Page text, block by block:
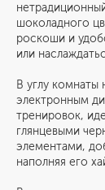
шоколадного
роскоши и
или
В углу комнаты
электронным
тренировок,
глянцевыми
элементами,
наполняя его